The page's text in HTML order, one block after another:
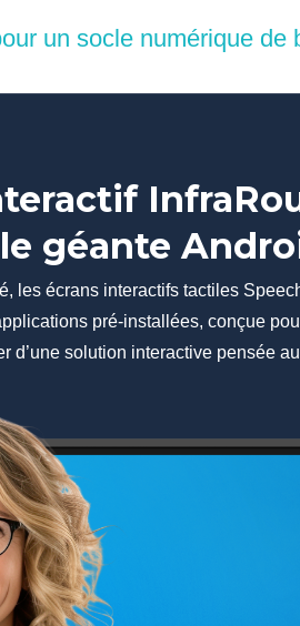
un socle numérique
géante
les écrans interactifs tactiles
pré-installées, conçue
d’une solution interactive pensée